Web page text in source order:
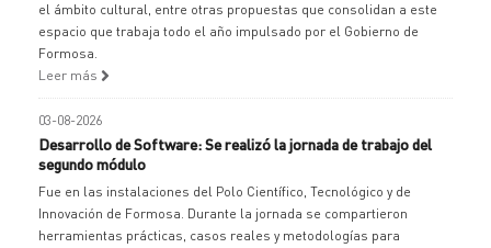
el ámbito cultural, entre otras propuestas que consolidan a este
espacio que trabaja todo el año impulsado por el Gobierno de
Formosa.
Leer más
03-08-2026
Desarrollo de Software: Se realizó la jornada de trabajo del
segundo módulo
Fue en las instalaciones del Polo Científico, Tecnológico y de
Innovación de Formosa. Durante la jornada se compartieron
herramientas prácticas, casos reales y metodologías para